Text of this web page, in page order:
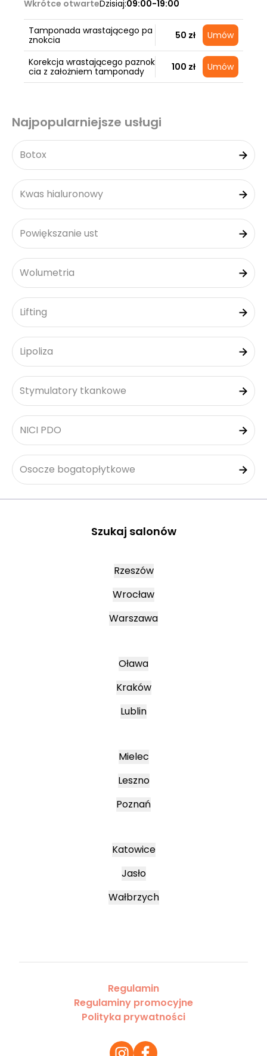
Wkrótce otwarteDzisiaj:09:00-19:00
Tamponada wrastającego pa
znokcia
50 zł Umów
Korekcja wrastającego paznok
cia z założniem tamponady
100 zł Umów
Najpopularniejsze usługi
Botox
Kwas hialuronowy
Powiększanie ust
Wolumetria
Lifting
Lipoliza
Stymulatory tkankowe
NICI PDO
Osocze bogatopłytkowe
Szukaj salonów
Rzeszów
Wrocław
Warszawa
Oława
Kraków
Lublin
Mielec
Leszno
Poznań
Katowice
Jasło
Wałbrzych
Regulamin
Regulaminy promocyjne
Polityka prywatności